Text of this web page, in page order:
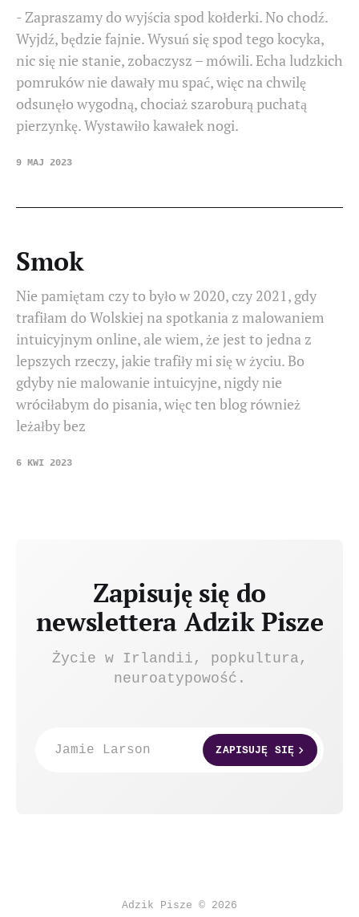
- Zapraszamy do wyjścia spod kołderki. No chodź.
Wyjdź, będzie fajnie. Wysuń się spod tego kocyka,
nic się nie stanie, zobaczysz – mówili. Echa ludzkich
pomruków nie dawały mu spać, więc na chwilę
odsunęło wygodną, chociaż szaroburą puchatą
pierzynkę. Wystawiło kawałek nogi.
9 MAJ 2023
Smok
Nie pamiętam czy to było w 2020, czy 2021, gdy
trafiłam do Wolskiej na spotkania z malowaniem
intuicyjnym online, ale wiem, że jest to jedna z
lepszych rzeczy, jakie trafiły mi się w życiu. Bo
gdyby nie malowanie intuicyjne, nigdy nie
wróciłabym do pisania, więc ten blog również
leżałby bez
6 KWI 2023
Zapisuję się do
newslettera Adzik Pisze
Życie w Irlandii, popkultura,
neuroatypowość.
Jamie Larson ZAPISUJĘ SIĘ
Adzik Pisze © 2026